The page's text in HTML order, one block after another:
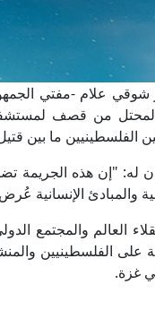
شوقي علام -مفتي
المحتل من قصف
الفلسطينيين ما بين
له: "إن هذه الجريمة
والمبادئ
العالم والمجتمع
على الفلسطينيين
غزة.